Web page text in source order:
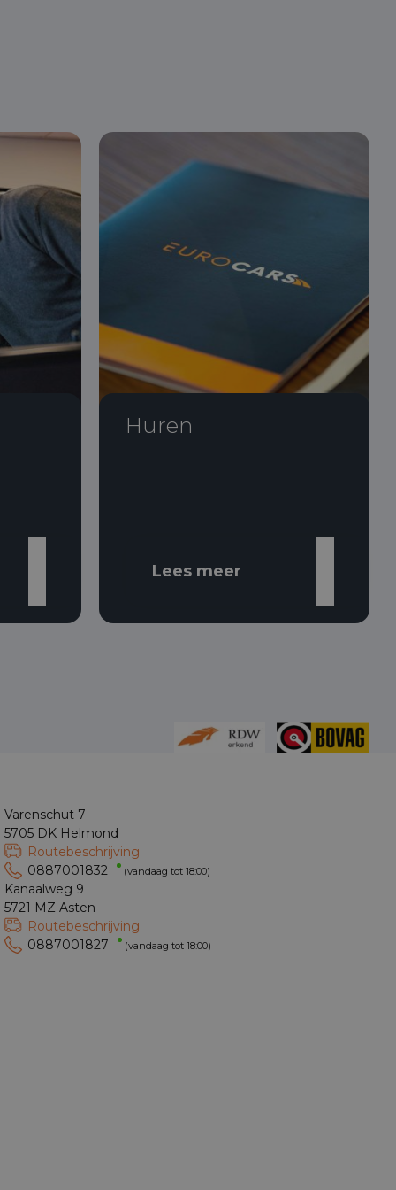
Huren
Lees meer
Varenschut 7
5705 DK Helmond
Routebeschrijving
0887001832
(vandaag tot 18:00)
Kanaalweg 9
5721 MZ Asten
Routebeschrijving
0887001827
(vandaag tot 18:00)